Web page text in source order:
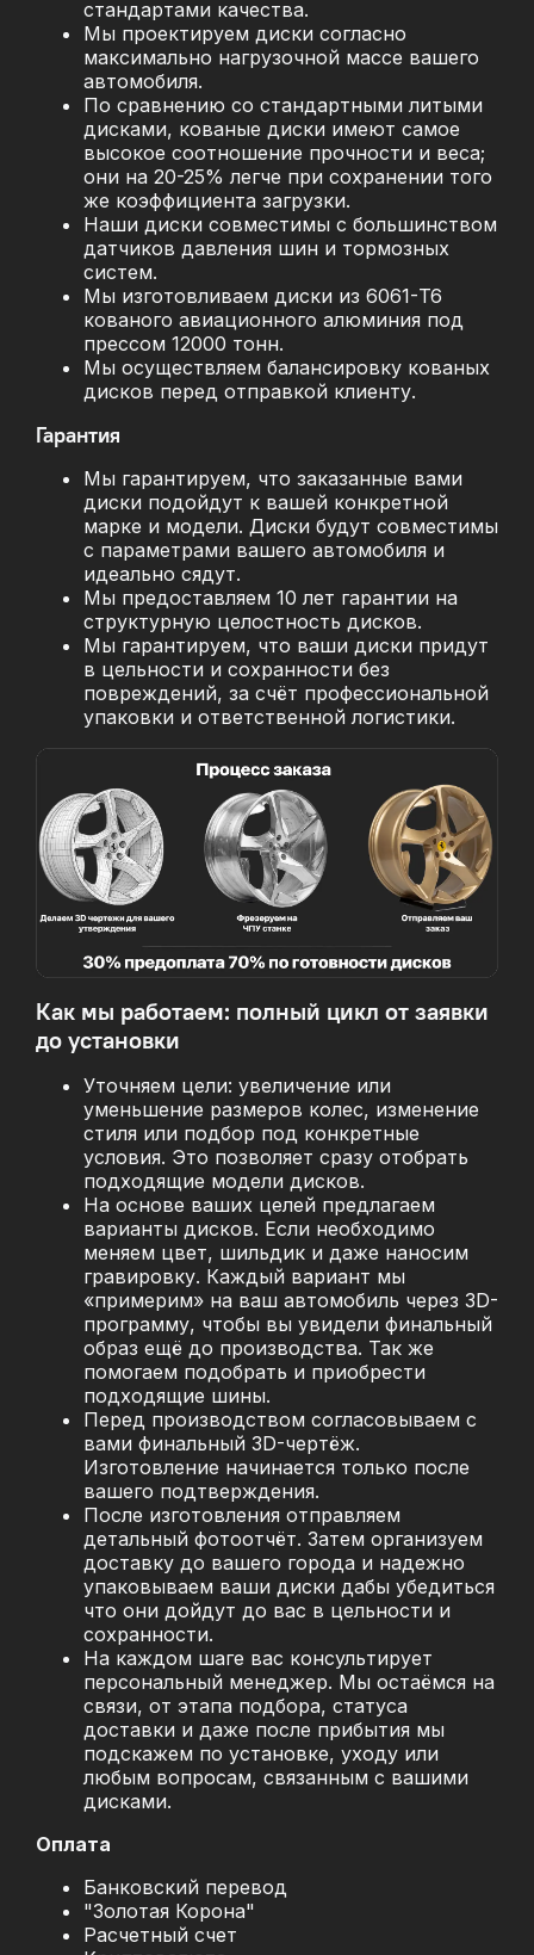
стандартами качества.
Мы проектируем диски согласно
максимально нагрузочной массе вашего
автомобиля.
По сравнению со стандартными литыми
дисками, кованые диски имеют самое
высокое соотношение прочности и веса;
они на 20-25% легче при сохранении того
же коэффициента загрузки.
Наши диски совместимы с большинством
датчиков давления шин и тормозных
систем.
Мы изготовливаем диски из 6061-T6
кованого авиационного алюминия под
прессом 12000 тонн.
Мы осуществляем балансировку кованых
дисков перед отправкой клиенту.
Гарантия
Мы гарантируем, что заказанные вами
диски подойдут к вашей конкретной
марке и модели. Диски будут совместимы
с параметрами вашего автомобиля и
идеально сядут.
Мы предоставляем 10 лет гарантии на
структурную целостность дисков.
Мы гарантируем, что ваши диски придут
в цельности и сохранности без
повреждений, за счёт профессиональной
упаковки и ответственной логистики.
Как мы работаем: полный цикл от заявки
до установки
Уточняем цели: увеличение или
уменьшение размеров колес, изменение
стиля или подбор под конкретные
условия. Это позволяет сразу отобрать
подходящие модели дисков.
На основе ваших целей предлагаем
варианты дисков. Если необходимо
меняем цвет, шильдик и даже наносим
гравировку. Каждый вариант мы
«примерим» на ваш автомобиль через 3D-
программу, чтобы вы увидели финальный
образ ещё до производства. Так же
помогаем подобрать и приобрести
подходящие шины.
Перед производством согласовываем с
вами финальный 3D-чертёж.
Изготовление начинается только после
вашего подтверждения.
После изготовления отправляем
детальный фотоотчёт. Затем организуем
доставку до вашего города и надежно
упаковываем ваши диски дабы убедиться
что они дойдут до вас в цельности и
сохранности.
На каждом шаге вас консультирует
персональный менеджер. Мы остаёмся на
связи, от этапа подбора, статуса
доставки и даже после прибытия мы
подскажем по установке, уходу или
любым вопросам, связанным с вашими
дисками.
Оплата
Банковский перевод
"Золотая Корона"
Расчетный счет